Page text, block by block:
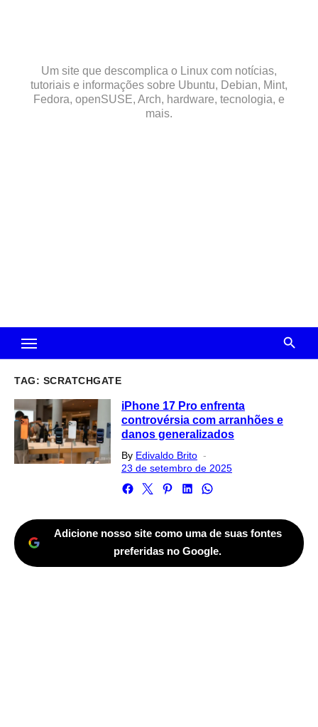
Um site que descomplica o Linux com notícias,
tutoriais e informações sobre Ubuntu, Debian, Mint,
Fedora, openSUSE, Arch, hardware, tecnologia, e
mais.
TAG: SCRATCHGATE
iPhone 17 Pro enfrenta
controvérsia com arranhões e
danos generalizados
By Edivaldo Brito
on
23 de setembro de 2025
Adicione nosso site como uma de suas fontes
preferidas no Google.